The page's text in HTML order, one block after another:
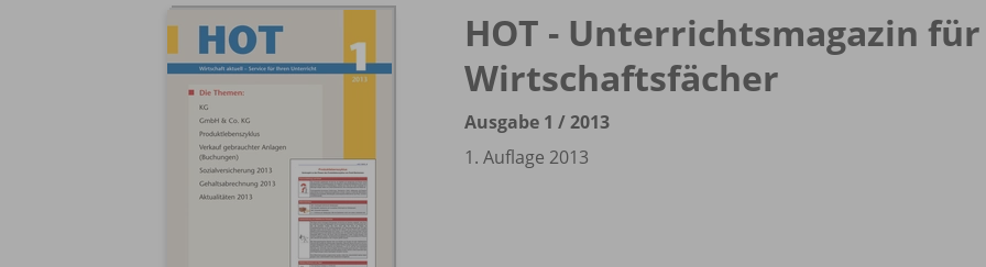
HOT - Unterrichtsmagazin für
Wirtschaftsfächer
Ausgabe 1 /2013
1. Auflage 2013